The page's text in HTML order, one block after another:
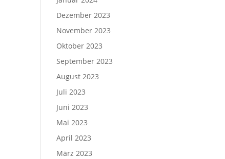
Dezember 2023
November 2023
Oktober 2023
September 2023
August 2023
Juli 2023
Juni 2023
Mai 2023
April 2023
März 2023